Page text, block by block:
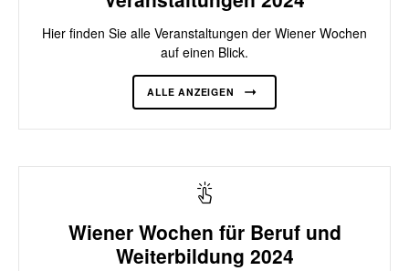
Hier finden Sie alle Veranstaltungen der Wiener Wochen
auf einen Blick.
ALLE ANZEIGEN
Wiener Wochen für Beruf und
Weiterbildung 2024